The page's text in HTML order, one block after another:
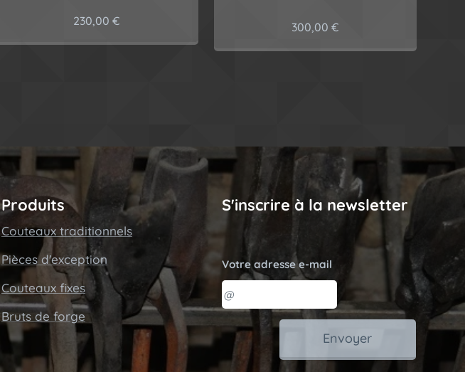
230,00 € 300,00 €
Produits
Couteaux traditionnels
Pièces d'exception
Couteaux fixes
Bruts de forge
S'inscrire à la newsletter
Votre adresse e-mail
Envoyer